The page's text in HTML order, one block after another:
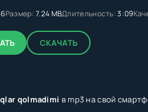
Размер: 7.24 MBДлительность:3:09
СКАЧАТЬ
qolmadimi в mp3 на свой